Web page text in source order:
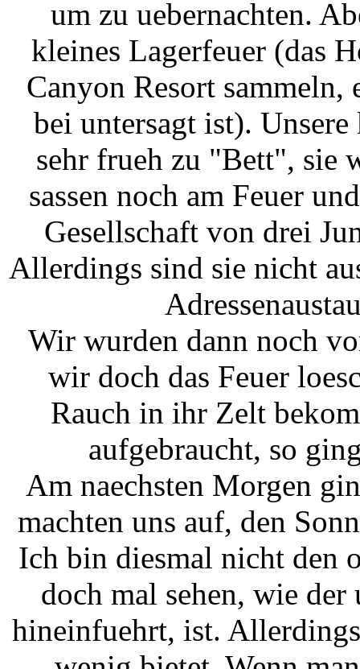
um zu uebernachten.
kleines Lagerfeuer (das
Canyon Resort sammeln,
bei untersagt ist).
sehr frueh zu "Bett", sie
sassen noch am Feuer
Gesellschaft von drei
Allerdings sind sie nicht
Wir wurden dann noch
wir doch das Feuer
Rauch in ihr Zelt
aufgebraucht, so
Am naechsten Morgen
machten uns auf, den
Ich bin diesmal nicht den
doch mal sehen, wie
hineinfuehrt, ist. Allerdings